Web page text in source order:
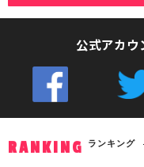
公式アカウ
RANKING ランキング